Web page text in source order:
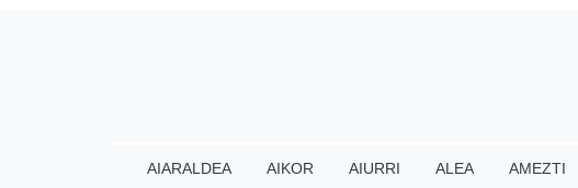
AIARALDEA AIKOR AIURRI ALEA AMEZTI